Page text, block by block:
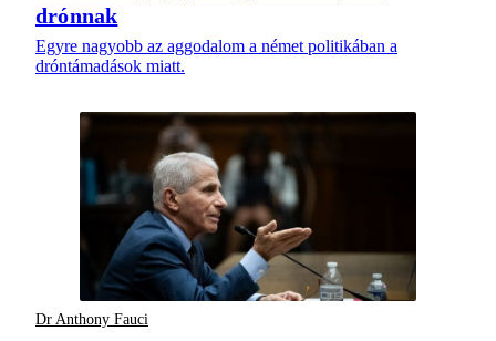
drónnak
Egyre nagyobb az aggodalom a német politikában a
dróntámadások miatt.
Dr Anthony Fauci